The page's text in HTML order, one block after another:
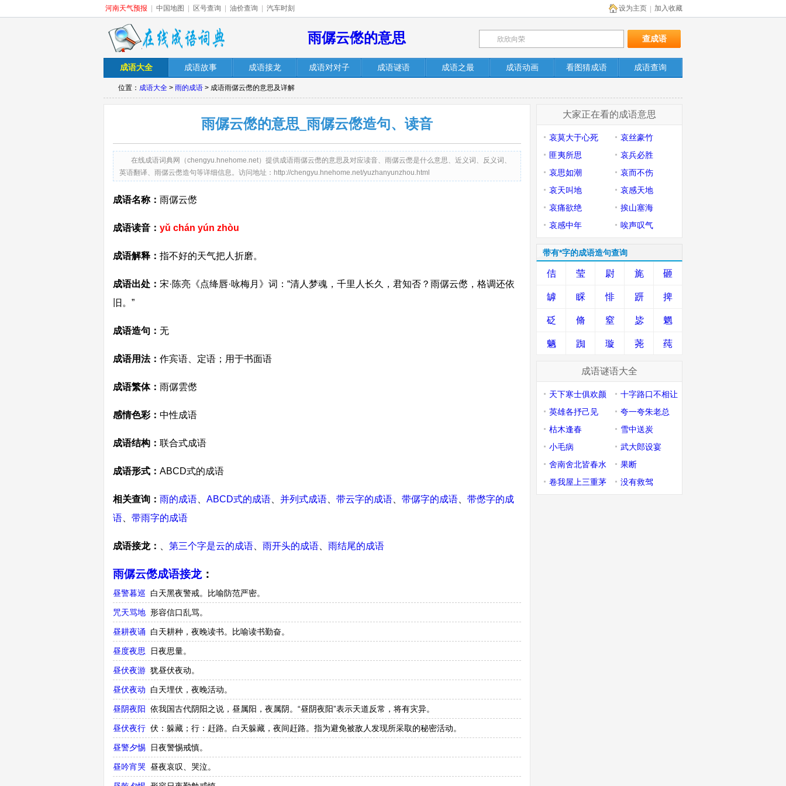
河南天气预报 中国地图 区号查询 油价查询 汽车时刻 加入收藏
设为主页
雨僝云僽的意思
成语大全 成语故事 成语接龙 成语对对子 成语谜语 成语之最 成语动画 看图猜成语 成语查询
位置： 成语大全 > 雨的成语 > 成语雨僝云僽的意思及详解
雨僝云僽的意思_雨僝云僽造句、读音
在线成语词典网（chengyu.hnehome.net）提供成语雨僝云僽的意思及对应读音、雨僝云僽是什么意思、近义词、反义词、
英语翻译、雨僝云僽造句等详细信息。访问地址：http://chengyu.hnehome.net/yuzhanyunzhou.html
成语名称： 雨僝云僽
成语读音： yǔ chán yún zhòu
成语解释： 指不好的天气把人折磨。
成语出处： 宋·陈亮《点绛唇·咏梅月》词：“清人梦魂，千里人长久，君知否？雨僝云僽，格调还依
旧。”
成语造句： 无
成语用法： 作宾语、定语；用于书面语
成语繁体： 雨僝雲僽
感情色彩： 中性成语
成语结构： 联合式成语
成语形式： ABCD式的成语
相关查询： 雨的成语 ABCD式的成语 并列式成语 带云字的成语 带僝字的成语
带僽字的成
语
带雨字的成语
成语接龙： 第三个字是云的成语 雨开头的成语 雨结尾的成语
雨僝云僽成语接龙：
昼警暮巡 白天黑夜警戒。比喻防范严密。
咒天骂地 形容信口乱骂。
昼耕夜诵 白天耕种，夜晚读书。比喻读书勤奋。
昼度夜思 日夜思量。
昼伏夜游 犹昼伏夜动。
昼伏夜动 白天埋伏，夜晚活动。
昼阴夜阳 依我国古代阴阳之说，昼属阳，夜属阴。“昼阴夜阳”表示天道反常，将有灾异。
昼伏夜行 伏：躲藏；行：赶路。白天躲藏，夜间赶路。指为避免被敌人发现所采取的秘密活动。
昼警夕惕 日夜警惕戒慎。
昼吟宵哭 昼夜哀叹、哭泣。
大家正在看的成语意思
哀莫大于心死
哀丝豪竹
匪夷所思
哀兵必胜
哀思如潮
哀而不伤
哀天叫地
哀感天地
哀痛欲绝
挨山塞海
哀感中年
唉声叹气
带有*字的成语造句查询
佶 莹 尉 旄 砸
罅 睬 悱 趼 捭
砭 脩 窒 毖 魍
魉 踟 璇 荛 莼
成语谜语大全
天下寒士俱欢颜
十字路口不相让
英雄各抒己见
夸一夸朱老总
枯木逢春
雪中送炭
小毛病
武大郎设宴
舍南舍北皆春水
果断
卷我屋上三重茅
没有救驾